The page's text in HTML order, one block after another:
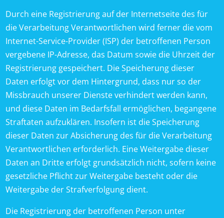
Durch eine Registrierung auf der Internetseite des für
die Verarbeitung Verantwortlichen wird ferner die vom
Internet-Service-Provider (ISP) der betroffenen Person
vergebene IP-Adresse, das Datum sowie die Uhrzeit der
Registrierung gespeichert. Die Speicherung dieser
Daten erfolgt vor dem Hintergrund, dass nur so der
Missbrauch unserer Dienste verhindert werden kann,
und diese Daten im Bedarfsfall ermöglichen, begangene
Straftaten aufzuklären. Insofern ist die Speicherung
dieser Daten zur Absicherung des für die Verarbeitung
Verantwortlichen erforderlich. Eine Weitergabe dieser
Daten an Dritte erfolgt grundsätzlich nicht, sofern keine
gesetzliche Pflicht zur Weitergabe besteht oder die
Weitergabe der Strafverfolgung dient.
Die Registrierung der betroffenen Person unter